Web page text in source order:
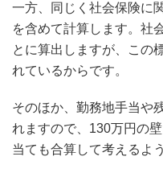
一方、同じく社会保険に
を含めて計算します。社
とに算出しますが、この
れているからです。
そのほか、勤務地手当や
れますので、130万円の
当ても合算して考えるよ